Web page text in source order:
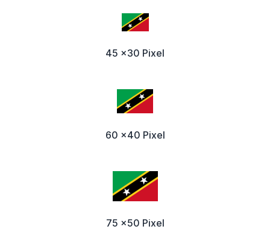
45 x30 Pixel
60 x40 Pixel
75 x50 Pixel